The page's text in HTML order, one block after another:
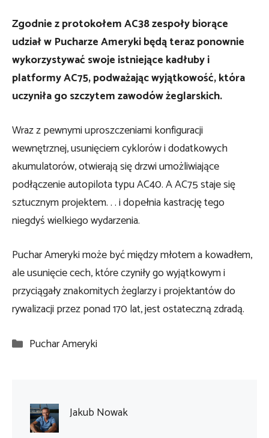
Zgodnie z protokołem AC38 zespoły biorące
udział w Pucharze Ameryki będą teraz ponownie
wykorzystywać swoje istniejące kadłuby i
platformy AC75,podważając wyjątkowość, która
uczyniła go szczytem zawodów żeglarskich.
Wraz z pewnymi uproszczeniami konfiguracji
wewnętrznej, usunięciem cyklorów i dodatkowych
akumulatorów, otwierają się drzwi umożliwiające
podłączenie autopilota typu AC40. A AC75 staje się
sztucznym projektem. . . i dopełnia kastrację tego
niegdyś wielkiego wydarzenia.
Puchar Ameryki może być między młotem a kowadłem,
ale usunięcie cech, które czyniły go wyjątkowym i
przyciągały znakomitych żeglarzy i projektantów do
rywalizacji przez ponad 170 lat, jest ostateczną zdradą.
Kategorie
Puchar Ameryki
Jakub Nowak